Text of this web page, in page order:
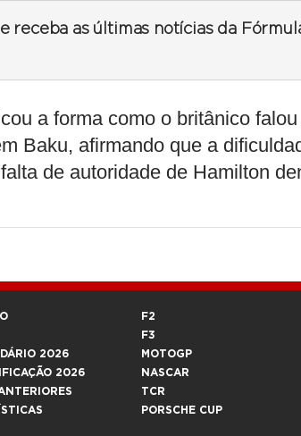
e receba as últimas notícias da
a forma como o britânico
Baku, afirmando que a
de autoridade de Hamilton
2026
2026
F2
F3
MOTOGP
NASCAR
TCR
PORSCHE CUP